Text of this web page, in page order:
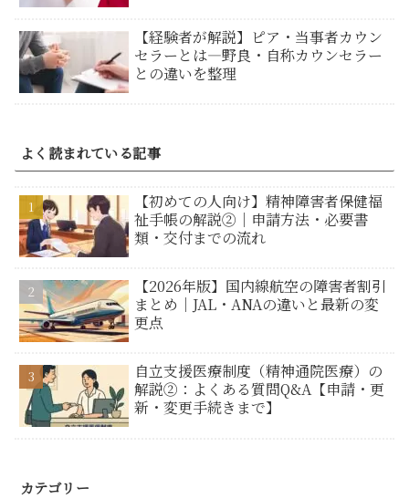
【経験者が解説】ピア・当事者カウン
セラーとは―野良・自称カウンセラー
との違いを整理
よく読まれている記事
【初めての人向け】精神障害者保健福
祉手帳の解説②｜申請方法・必要書
類・交付までの流れ
【2026年版】国内線航空の障害者割引
まとめ｜JAL・ANAの違いと最新の変
更点
自立支援医療制度（精神通院医療）の
解説②：よくある質問Q&A【申請・更
新・変更手続きまで】
カテゴリー